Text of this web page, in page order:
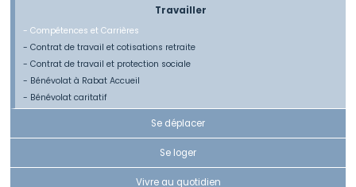
Travailler
- Compétences et Carrières
- Contrat de travail et cotisations retraite
- Contrat de travail et protection sociale
- Bénévolat à Rabat Accueil
- Bénévolat caritatif
Se déplacer
Se loger
Vivre au quotidien